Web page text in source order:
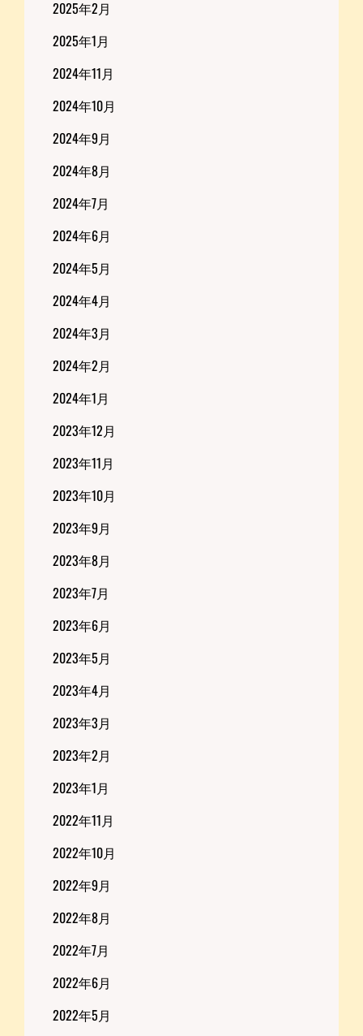
2025年2月
2025年1月
2024年11月
2024年10月
2024年9月
2024年8月
2024年7月
2024年6月
2024年5月
2024年4月
2024年3月
2024年2月
2024年1月
2023年12月
2023年11月
2023年10月
2023年9月
2023年8月
2023年7月
2023年6月
2023年5月
2023年4月
2023年3月
2023年2月
2023年1月
2022年11月
2022年10月
2022年9月
2022年8月
2022年7月
2022年6月
2022年5月